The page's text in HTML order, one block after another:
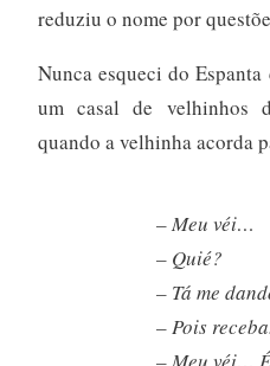
reduziu o nome por
Nunca esqueci do
um casal de velhinhos
quando a velhinha acorda
– Meu véi…
– Quié?
– Tá me
– Pois